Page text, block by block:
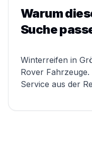
Warum
Suche
Winterreifen in
Rover
Service aus der